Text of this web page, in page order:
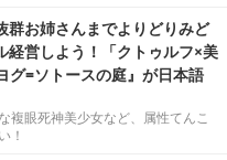
群お姉さんまでよりどりみど
経営しよう！「クトゥルフ×美
グ=ソトースの庭』が日本語
複眼死神美少女など、属性てんこ
！